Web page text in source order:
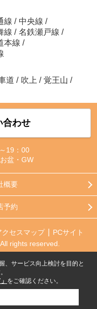
線 / 中央線 /
線 / 名鉄瀬戸線 /
本線 /
道 / 吹上 / 覚王山 /
合わせ
19：00
盆・GW
概要
予約
クセスマップ
PCサイト
rights reserved.
、サービス向上検討を目的と
をご確認ください。